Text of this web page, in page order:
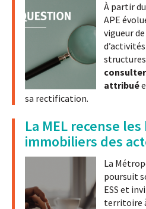
À partir
APE
vigueur
attribué
sa rectification.
La MEL recense
immobiliers des
La
poursuit
ESS et
territoire